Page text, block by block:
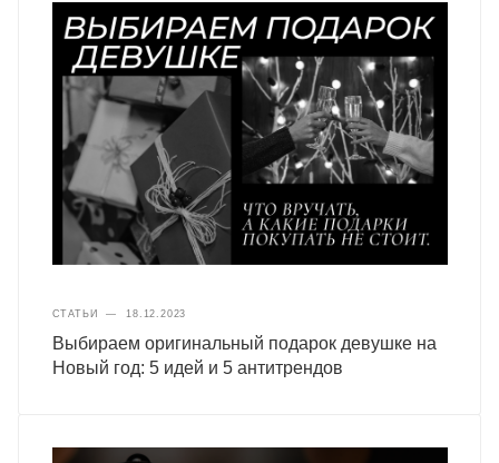
СТАТЬИ — 18.12.2023
Выбираем оригинальный подарок девушке на
Новый год: 5 идей и 5 антитрендов